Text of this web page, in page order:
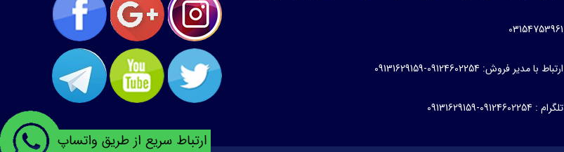
03154753961
ارتباط با مدیر فروش: 09124602254-09131629159
تلگرام : 09124602254-09131629159